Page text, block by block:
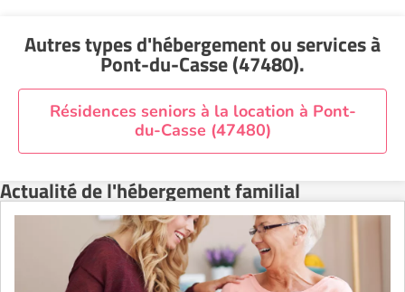
Autres types d'hébergement ou servicesà
Pont-du-Casse (47480).
Résidences seniors à la location à Pont-
du-Casse (47480)
Actualité de l'hébergement familial